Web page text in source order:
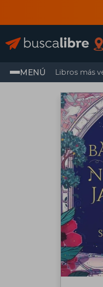
MENÚ Libros más